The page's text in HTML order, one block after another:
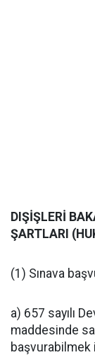
DIŞİŞLERİ
ŞARTLARI
(1) Sınava
a) 657 sayılı
maddesinde
başvurabilmek